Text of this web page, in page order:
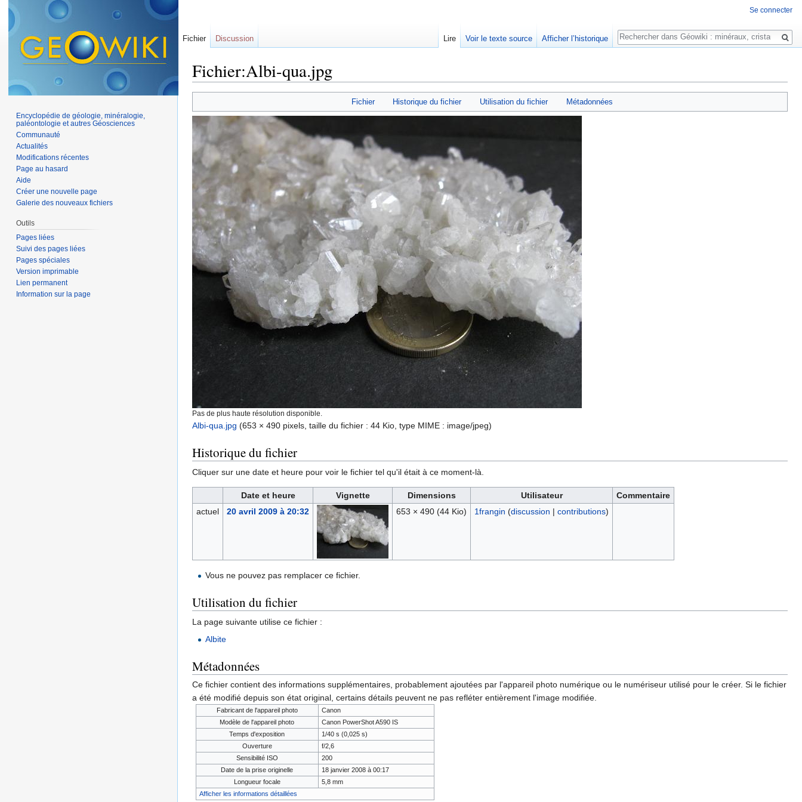
Fichier:Albi-qua.jpg
Fichier Historique du fichier Utilisation du fichier Métadonnées
Pas de plus haute résolution disponible.
Albi-qua.jpg (653 × 490 pixels, taille du fichier : 44 Kio, type MIME : image/jpeg)
Historique du fichier
Cliquer sur une date et heure pour voir le fichier tel qu'il était à ce moment-là.
Date et heure Vignette Dimensions Utilisateur
Commentaire
actuel
20 avril 2009 à 20:32 653 × 490 (44 Kio) 1frangin (discussion | contributions)
Vous ne pouvez pas remplacer ce fichier.
Utilisation du fichier
La page suivante utilise ce fichier :
Albite
Métadonnées
Ce fichier contient des informations supplémentaires, probablement ajoutées par l'appareil photo numérique ou le numériseur utilisé pour le créer. Si le fichier
a été modifié depuis son état original, certains détails peuvent ne pas refléter entièrement l'image modifiée.
Fabricant de l'appareil photo
Canon
Modèle de l'appareil photo
Canon PowerShot A590 IS
Temps d'exposition
1/40 s (0,025 s)
Ouverture
f/2,6
Sensibilité ISO
200
Date de la prise originelle
18 janvier 2008 à 00:17
Longueur focale
5,8 mm
Afficher les informations détaillées
Se connecter
Fichier Discussion Lire Voir le texte source Afficher l’historique
Rechercher
Encyclopédie de géologie, minéralogie,
paléontologie et autres Géosciences
Communauté
Actualités
Modifications récentes
Page au hasard
Aide
Créer une nouvelle page
Galerie des nouveaux fichiers
Outils
Pages liées
Suivi des pages liées
Pages spéciales
Version imprimable
Lien permanent
Information sur la page